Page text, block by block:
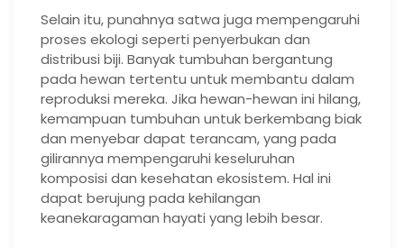
Selain itu, punahnya satwa juga mempengaruhi
proses ekologi seperti penyerbukan dan
distribusi biji. Banyak tumbuhan bergantung
pada hewan tertentu untuk membantu dalam
reproduksi mereka. Jika hewan-hewan ini hilang,
kemampuan tumbuhan untuk berkembang biak
dan menyebar dapat terancam, yang pada
gilirannya mempengaruhi keseluruhan
komposisi dan kesehatan ekosistem. Hal ini
dapat berujung pada kehilangan
keanekaragaman hayati yang lebih besar.